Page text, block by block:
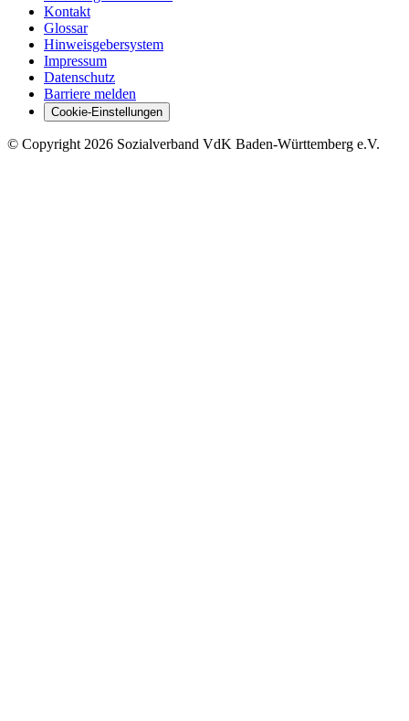
Kontakt
Glossar
Hinweisgebersystem
Impressum
Datenschutz
Barriere melden
Cookie-Einstellungen
© Copyright 2026 Sozialverband VdK Baden-Württemberg e.V.